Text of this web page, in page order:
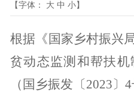
【字体： 大 中 小】
根据 《 国家乡村振兴
贫动态监测和帮扶机
（国乡振发〔2023〕 4